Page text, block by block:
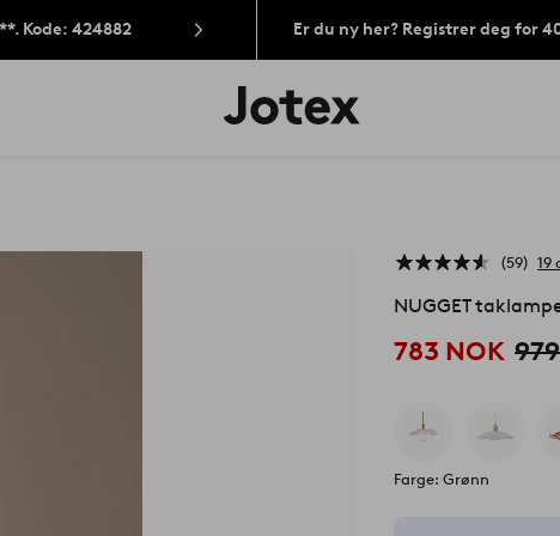
Kode: 424882 Er du ny her? Registrer deg for
Jotex’
logo
59 19
NUGGET
783 NOK
Farge: Grønn